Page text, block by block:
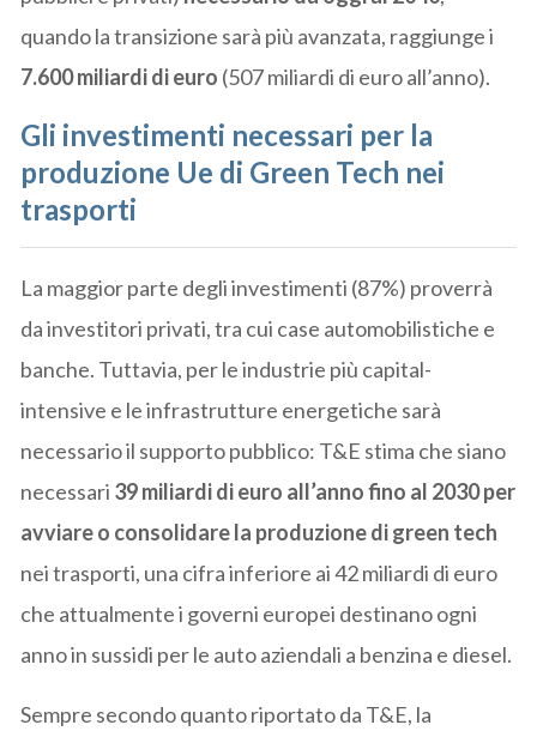
quando la transizione sarà più avanzata, raggiunge i
7.600 miliardi di euro (507 miliardi di euro all’anno).
Gli investimenti necessari per la
produzione Ue di Green Tech nei
trasporti
La maggior parte degli investimenti (87%) proverrà
da investitori privati, tra cui case automobilistiche e
banche. Tuttavia, per le industrie più capital-
intensive e le infrastrutture energetiche sarà
necessario il supporto pubblico: T&E stima che siano
necessari 39 miliardi di euro all’anno fino al 2030 per
avviare o consolidare la produzione di green tech
nei trasporti, una cifra inferiore ai 42 miliardi di euro
che attualmente i governi europei destinano ogni
anno in sussidi per le auto aziendali a benzina e diesel.
Sempre secondo quanto riportato da T&E, la